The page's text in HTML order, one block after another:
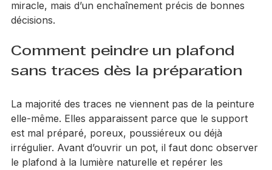
résultat propre ne dépend pas d’un seul produit
miracle, mais d’un enchaînement précis de bonnes
Comment peindre un plafond
La majorité des traces ne viennent pas de la peinture
elle-même. Elles apparaissent parce que le support
est mal préparé, poreux, poussiéreux ou déjà
irrégulier. Avant d’ouvrir un pot, il faut donc observer